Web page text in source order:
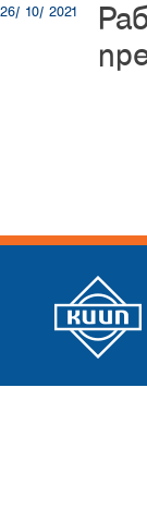
26/ 10/ 2021